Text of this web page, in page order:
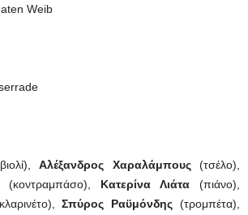
Weib
Αλέξανδρος Χαραλάμπους(τσέλο),
(κοντραμπάσο), Κατερίνα Λιάτα (πιάνο),
Σπύρος Ραϋμόνδης (τρομπέτα),